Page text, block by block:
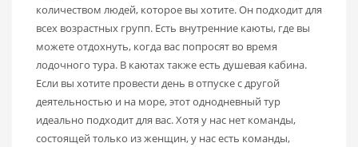
количеством людей, которое вы хотите. Он подходит для
всех возрастных групп. Есть внутренние каюты, где вы
можете отдохнуть, когда вас попросят во время
лодочного тура. В каютах также есть душевая кабина.
Если вы хотите провести день в отпуске с другой
деятельностью и на море, этот однодневный тур
идеально подходит для вас. Хотя у нас нет команды,
состоящей только из женщин, у нас есть команды,